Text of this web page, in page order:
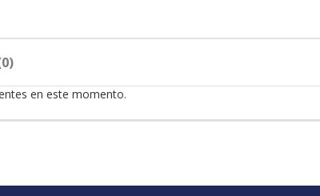
en este momento.